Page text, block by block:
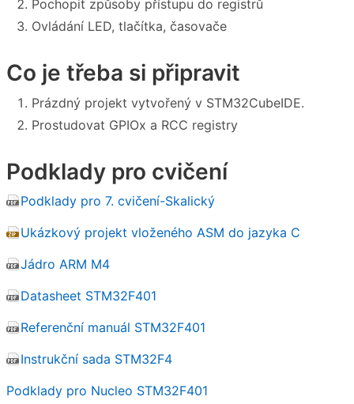
Pochopit způsoby přístupu do registrů
Ovládání LED, tlačítka, časovače
Co je třeba si připravit
Prázdný projekt vytvořený v STM32CubeIDE.
Prostudovat GPIOx a RCC registry
Podklady pro cvičení
Podklady pro 7. cvičení-Skalický
Ukázkový projekt vloženého ASM do jazyka C
Jádro ARM M4
Datasheet STM32F401
Referenční manuál STM32F401
Instrukční sada STM32F4
Podklady pro Nucleo STM32F401